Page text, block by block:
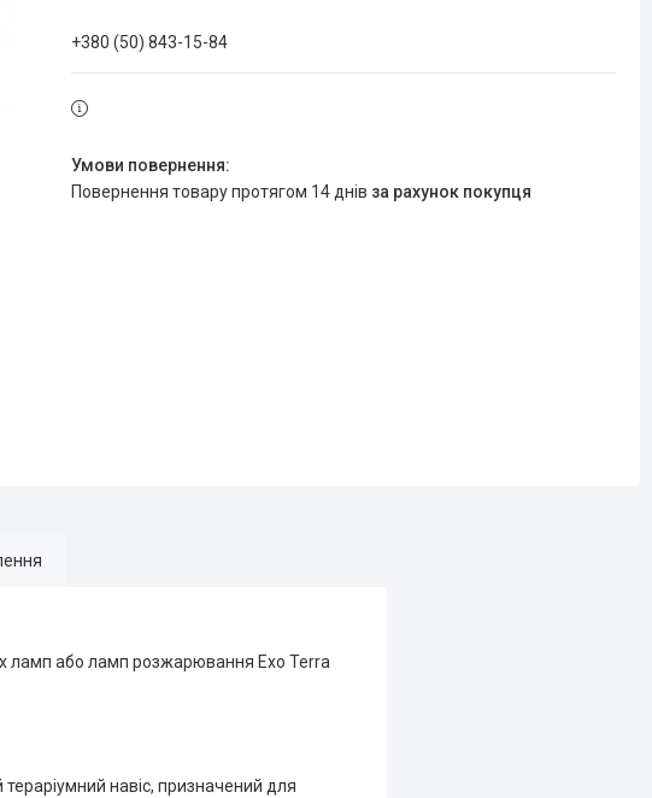
+380 (50) 843-15-84
повернення товару протягом 14 днів за рахунок покупця
ламп або ламп розжарювання Exo Terra
навіс, призначений для